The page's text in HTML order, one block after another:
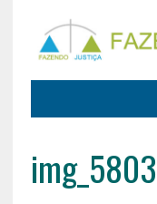
img_5803